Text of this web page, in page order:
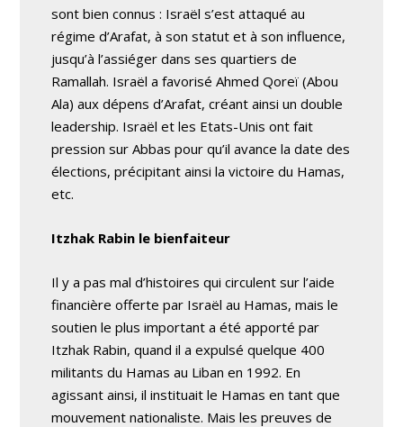
sont bien connus : Israël s’est attaqué au
régime d’Arafat, à son statut et à son influence,
jusqu’à l’assiéger dans ses quartiers de
Ramallah. Israël a favorisé Ahmed Qoreï (Abou
Ala) aux dépens d’Arafat, créant ainsi un double
leadership. Israël et les Etats-Unis ont fait
pression sur Abbas pour qu’il avance la date des
élections, précipitant ainsi la victoire du Hamas,
etc.
Itzhak Rabin le bienfaiteur
Il y a pas mal d’histoires qui circulent sur l’aide
financière offerte par Israël au Hamas, mais le
soutien le plus important a été apporté par
Itzhak Rabin, quand il a expulsé quelque 400
militants du Hamas au Liban en 1992. En
agissant ainsi, il instituait le Hamas en tant que
mouvement nationaliste. Mais les preuves de